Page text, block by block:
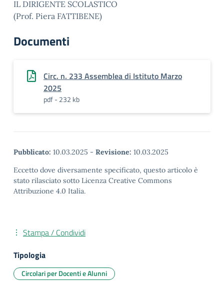
IL DIRIGENTE SCOLASTICO
(Prof. Piera FATTIBENE)
Documenti
Circ. n. 233 Assemblea di Istituto Marzo
2025
pdf - 232 kb
Pubblicato: 10.03.2025 - Revisione: 10.03.2025
Eccetto dove diversamente specificato, questo articolo è
stato rilasciato sotto Licenza Creative Commons
Attribuzione 4.0 Italia.
Stampa / Condividi
Tipologia
Circolari per Docenti e Alunni